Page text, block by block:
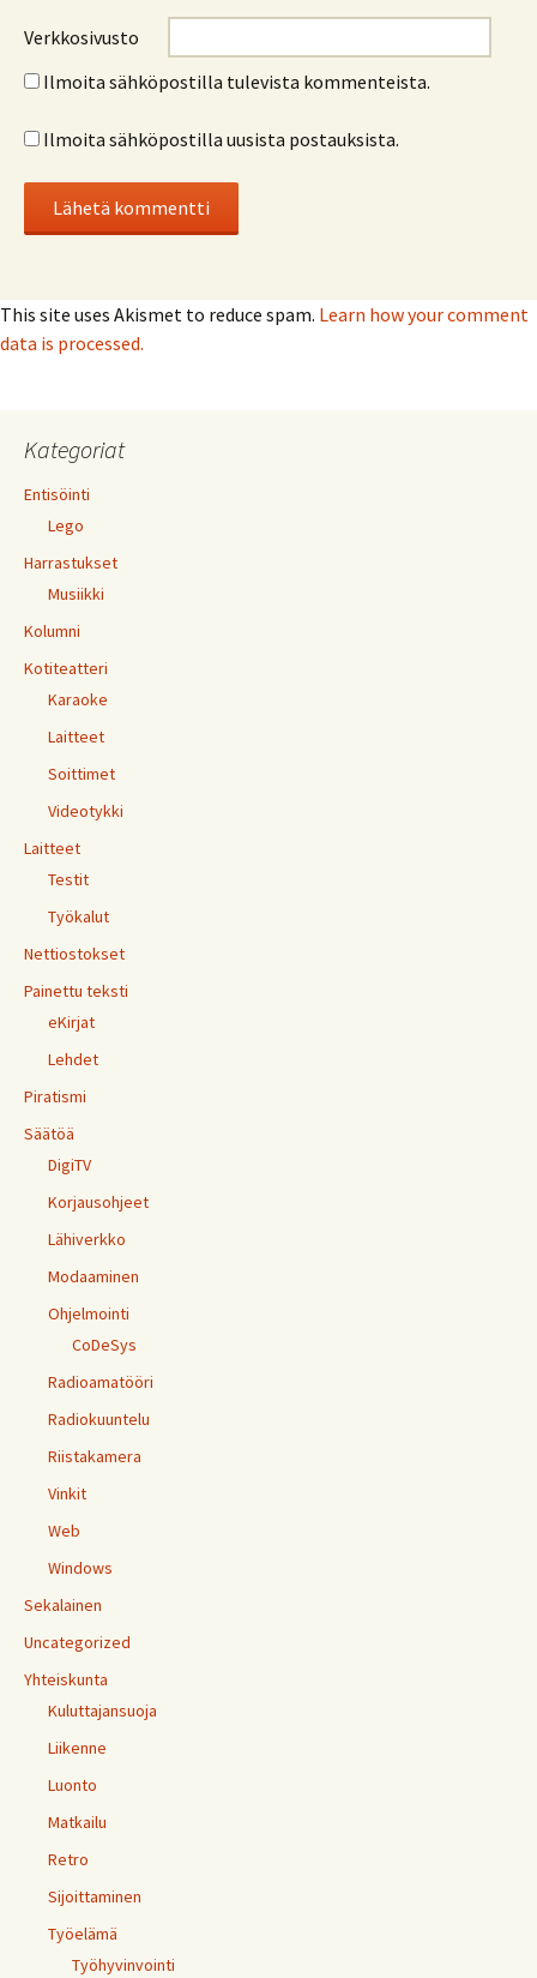
Verkkosivusto
Ilmoita sähköpostilla tulevista kommenteista.
Ilmoita sähköpostilla uusista postauksista.
This site uses Akismet to reduce spam. Learn how your comment
data is processed.
Kategoriat
Entisöinti
Lego
Harrastukset
Musiikki
Kolumni
Kotiteatteri
Karaoke
Laitteet
Soittimet
Videotykki
Laitteet
Testit
Työkalut
Nettiostokset
Painettu teksti
eKirjat
Lehdet
Piratismi
Säätöä
DigiTV
Korjausohjeet
Lähiverkko
Modaaminen
Ohjelmointi
CoDeSys
Radioamatööri
Radiokuuntelu
Riistakamera
Vinkit
Web
Windows
Sekalainen
Uncategorized
Yhteiskunta
Kuluttajansuoja
Liikenne
Luonto
Matkailu
Retro
Sijoittaminen
Työelämä
Työhyvinvointi